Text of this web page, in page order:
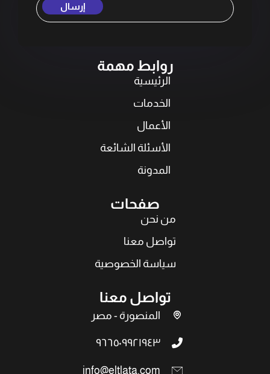
إرسال
روابط مهمة
الرئيسية
الخدمات
الأعمال
الأسئلة الشائعة
المدونة
صفحات
من نحن
تواصل معنا
سياسة الخصوصية
تواصل معنا
المنصورة - مصر
٩٦٦٥٠٩٩٢١٩٤٣
info@eltlata.com